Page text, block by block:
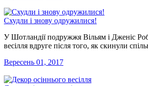
Схудли і знову одружилися!
У Шотландії подружжя Вільям і Дженіс
весілля вдруге після того, як скинули
Вересень 01, 2017